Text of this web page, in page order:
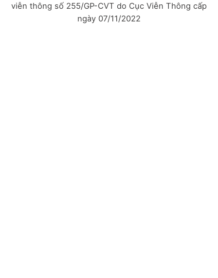
viễn thông số 255/GP-CVT do Cục Viễn Thông cấp
ngày 07/11/2022